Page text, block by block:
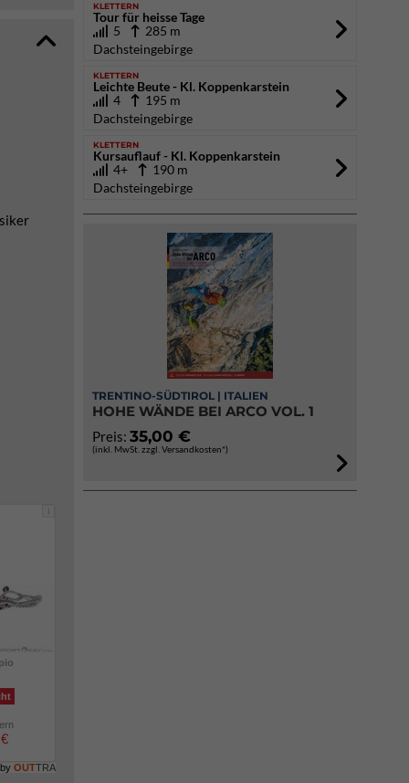
i
OUTTRA
KLETTERN
Tour für heisse Tage
5
285 m
Dachsteingebirge
KLETTERN
Leichte Beute - Kl. Koppenkarstein
4
195 m
Dachsteingebirge
KLETTERN
Kursauflauf - Kl. Koppenkarstein
4+
190 m
Dachsteingebirge
TRENTINO-SÜDTIROL | ITALIEN
HOHE WÄNDE BEI ARCO VOL. 1
Preis: 35,00 €
(inkl. MwSt. zzgl. Versandkosten*)